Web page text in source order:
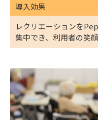
導入効果
レクリエーションを
集中でき、 利用者の笑